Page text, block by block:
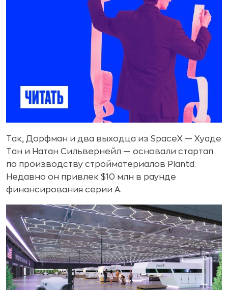
Так, Дорфман и два выходца из SpaceX — Хуаде
Тан и Натан Сильвернейл — основали стартап
по производству стройматериалов Plantd.
Недавно он привлек $10 млн в раунде
финансирования серии A.